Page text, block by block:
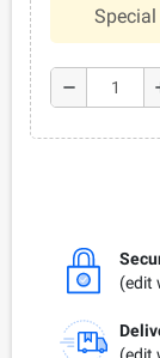
remove
(edit